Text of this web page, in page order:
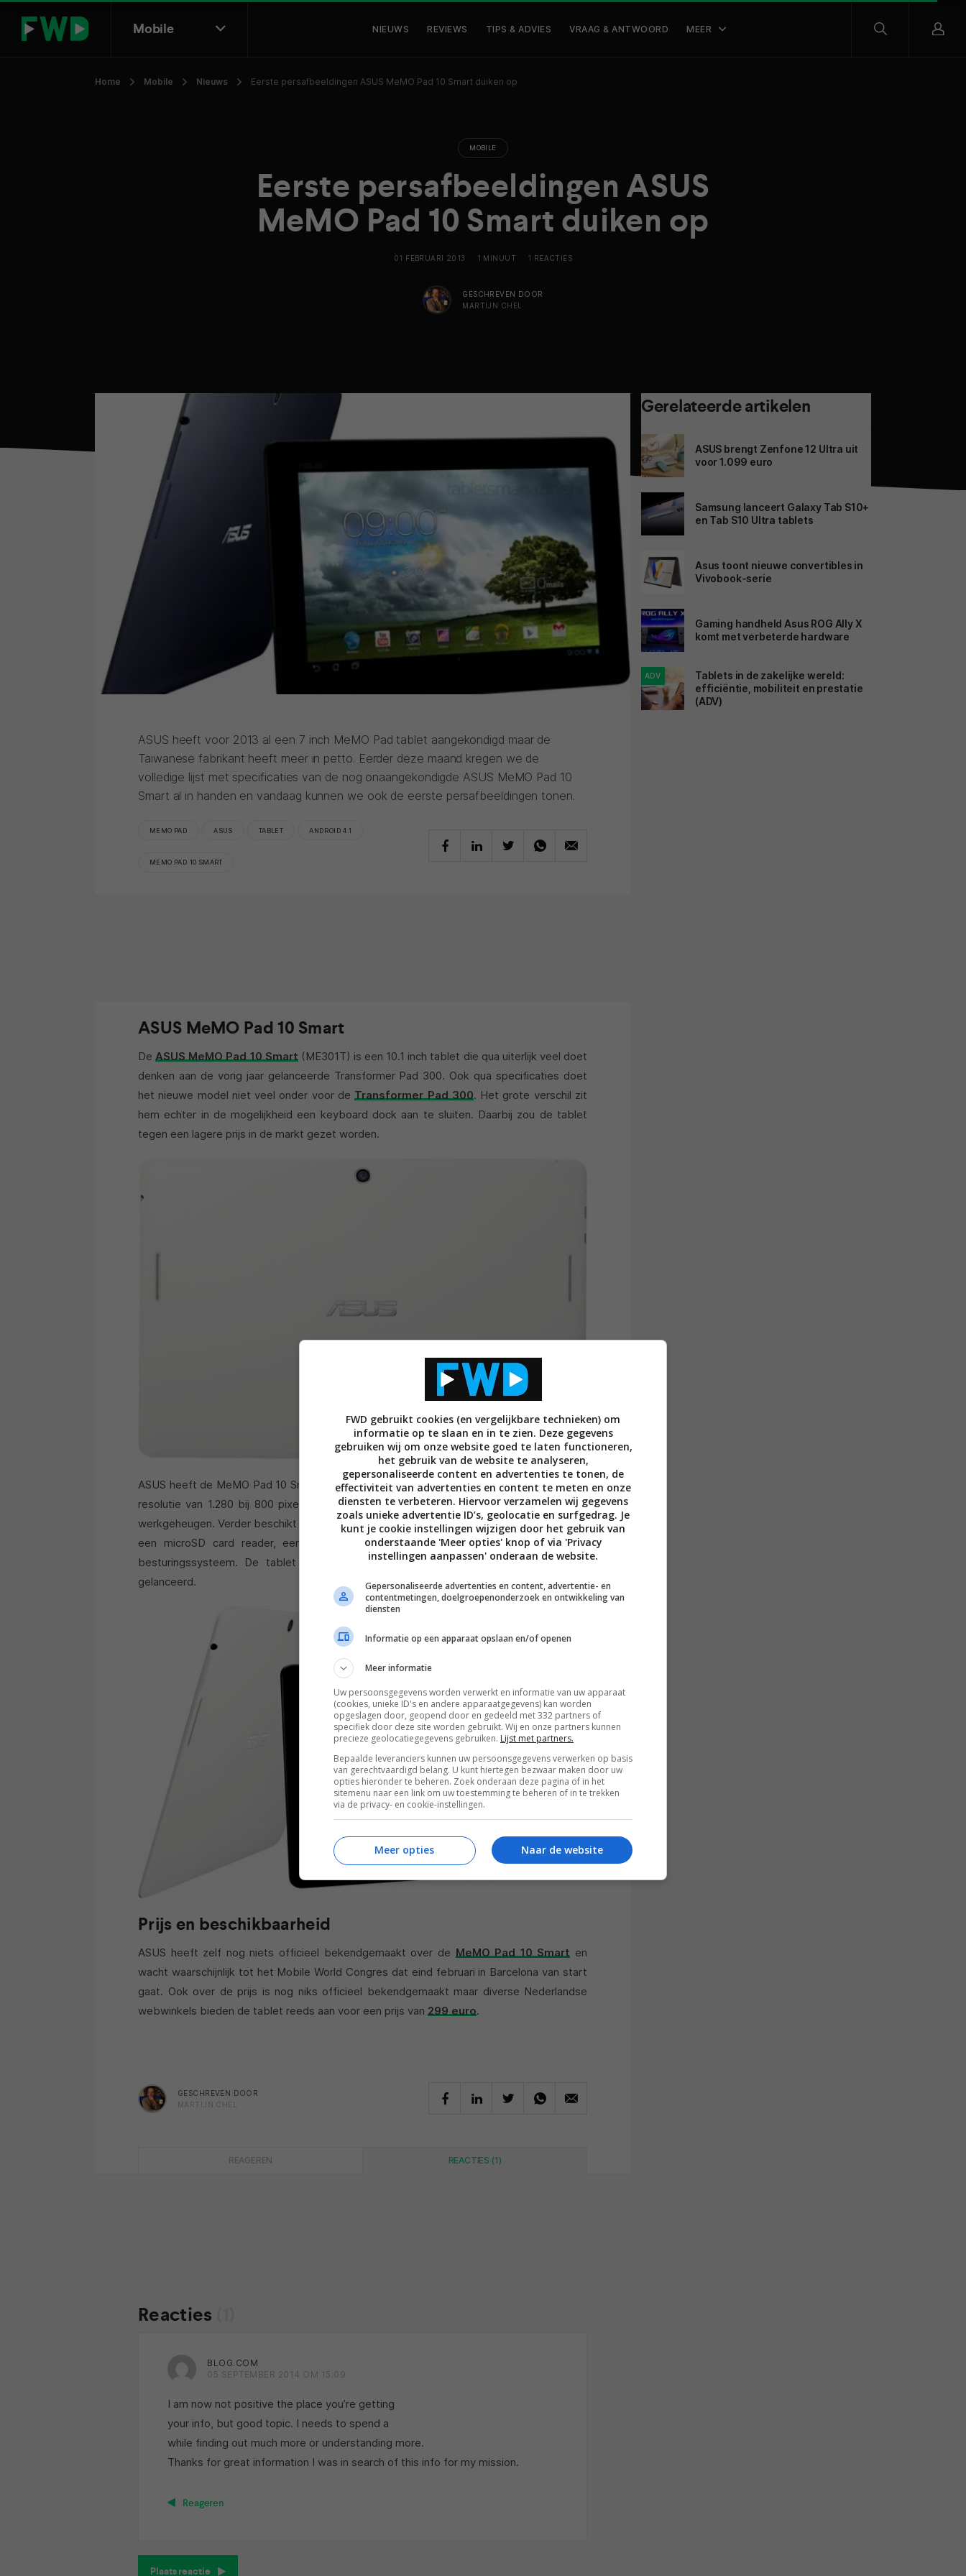
Mobile NIEUWS REVIEWS TIPS & ADVIES VRAAG & ANTWOORD MEER
Home Mobile Nieuws Eerste persafbeeldingen ASUS MeMO Pad 10 Smart duiken op
MOBILE
Eerste persafbeeldingen ASUS
MeMO Pad 10 Smart duiken op
01 FEBRUARI 2013 1 MINUUT 1 REACTIES
GESCHREVEN DOOR
MARTIJN CHEL
ASUS heeft voor 2013 al een 7 inch MeMO Pad tablet aangekondigd maar de
Taiwanese fabrikant heeft meer in petto. Eerder deze maand kregen we de
volledige lijst met specificaties van de nog onaangekondigde ASUS MeMO Pad 10
Smart al in handen en vandaag kunnen we ook de eerste persafbeeldingen tonen.
MEMO PAD ASUS TABLET ANDROID 4.1
MEMO PAD 10 SMART
ASUS MeMO Pad 10 Smart
De ASUS MeMO Pad 10 Smart (ME301T) is een 10.1 inch tablet die qua uiterlijk veel doet
denken aan de vorig jaar gelanceerde Transformer Pad 300. Ook qua specificaties doet
het nieuwe model niet veel onder voor de Transformer Pad 300. Het grote verschil zit
hem echter in de mogelijkheid een keyboard dock aan te sluiten. Daarbij zou de tablet
tegen een lagere prijs in de markt gezet worden.
ASUS heeft de MeMO Pad 10 Smart uitgerust met een 10.1 inch IPS LCD display met een
resolutie van 1.280 bij 800 pixels, een quad-core Nvidia Tegra 3 processor en 1GB aan
werkgeheugen. Verder beschikt de tablet over 16GB aan opslaggeheugen, twee camera’s,
een microSD card reader, een USB en HDMI poort en Android 4.1 Jelly Bean als
besturingssysteem. De tablet wordt in een roze, grijs/blauwe en een witte variant
gelanceerd.
Prijs en beschikbaarheid
ASUS heeft zelf nog niets officieel bekendgemaakt over de MeMO Pad 10 Smart en
wacht waarschijnlijk tot het Mobile World Congres dat eind februari in Barcelona van start
gaat. Ook over de prijs is nog niks officieel bekendgemaakt maar diverse Nederlandse
webwinkels bieden de tablet reeds aan voor een prijs van 299 euro.
GESCHREVEN DOOR
MARTIJN CHEL
REAGEREN REACTIES (1)
Reacties
BLOG.COM
05 SEPTEMBER 2014 OM 15:09
I am now not positive the place you’re getting
your info, but good topic. I needs to spend a
while finding out much more or understanding more.
Thanks for great information I was in search of this info for my mission.
Reageren
Plaats reactie
Gerelateerde artikelen
ASUS brengt Zenfone 12 Ultra uit
voor 1.099 euro
Samsung lanceert Galaxy Tab S10+
en Tab S10 Ultra tablets
Asus toont nieuwe convertibles in
Vivobook-serie
Gaming handheld Asus ROG Ally X
komt met verbeterde hardware
ADV
Tablets in de zakelijke wereld:
efficiëntie, mobiliteit en prestatie
(ADV)
FWD gebruikt cookies (en vergelijkbare technieken) om
informatie op te slaan en in te zien. Deze gegevens
gebruiken wij om onze website goed te laten functioneren,
het gebruik van de website te analyseren,
gepersonaliseerde content en advertenties te tonen, de
effectiviteit van advertenties en content te meten en onze
diensten te verbeteren. Hiervoor verzamelen wij gegevens
zoals unieke advertentie ID’s, geolocatie en surfgedrag. Je
kunt je cookie instellingen wijzigen door het gebruik van
onderstaande 'Meer opties' knop of via 'Privacy
instellingen aanpassen' onderaan de website.
Gepersonaliseerde advertenties en content, advertentie- en
contentmetingen, doelgroepenonderzoek en ontwikkeling van
diensten
Informatie op een apparaat opslaan en/of openen
Meer informatie
Uw persoonsgegevens worden verwerkt en informatie van uw apparaat
(cookies, unieke ID's en andere apparaatgegevens) kan worden
opgeslagen door, geopend door en gedeeld met 332 partners of
specifiek door deze site worden gebruikt. Wij en onze partners kunnen
precieze geolocatiegegevens gebruiken. Lijst met partners.
Bepaalde leveranciers kunnen uw persoonsgegevens verwerken op basis
van gerechtvaardigd belang. U kunt hiertegen bezwaar maken door uw
opties hieronder te beheren. Zoek onderaan deze pagina of in het
sitemenu naar een link om uw toestemming te beheren of in te trekken
via de privacy- en cookie-instellingen.
Naar de website
Meer opties